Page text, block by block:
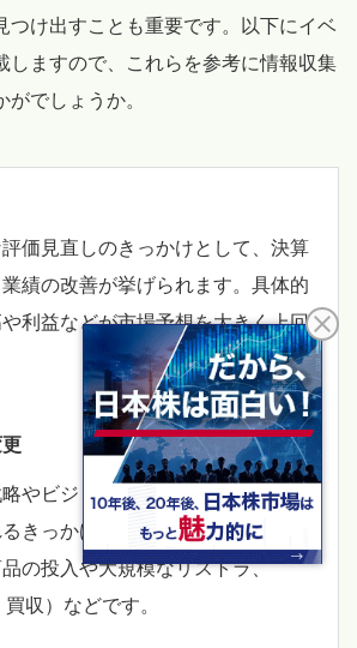
つけ出すことも重要です。以下にイベ
しますので、これらを参考に情報収集
がでしょうか。
価見直しのきっかけとして、決算
績の改善が挙げられます。具体的
利益などが市場予想を大きく上回
やビジョンの大きな変更も企業評
きっかけとなる場合があります。
の投入や大規模なリストラ、
収）などです。